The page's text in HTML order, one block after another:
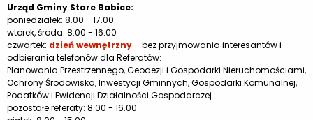
Urząd Gminy Stare Babice:
poniedziałek: 8.00 - 17.00
wtorek, środa: 8.00 - 16.00
czwartek: dzień wewnętrzny– bez przyjmowania interesantów i
odbierania telefonów dla Referatów:
Planowania Przestrzennego, Geodezji i Gospodarki Nieruchomościami,
Ochrony Środowiska, Inwestycji Gminnych, Gospodarki Komunalnej,
Podatków i Ewidencji Działalności Gospodarczej
pozostałe referaty: 8.00 - 16.00